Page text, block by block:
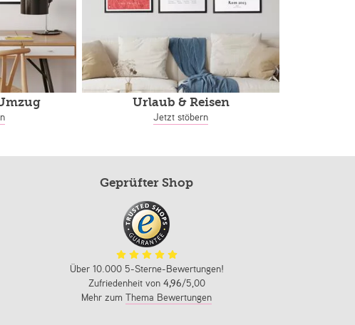
Urlaub & Reisen
Jetzt stöbern
Geprüfter Shop
Über 10.000 5-Sterne-Bewertungen!
Zufriedenheit von 4,96/5,00
Mehr zumThema Bewertungen